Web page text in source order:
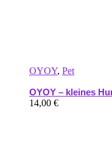
OYOY, Pet
OYOY – kleines
14,00 €